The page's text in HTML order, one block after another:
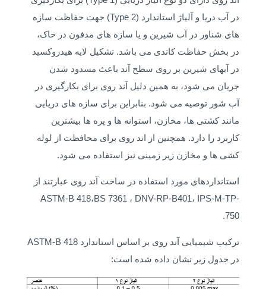
در آب دریا و آلیاژ استاندارد (Type 2) جهت حفاظت سازه
های شناور در آب شیرین و یا سازه های مدفون در خاک،
در بخش حفاظت کاتدی می باشد. تشکیل لایه هیدروکسید
در آبهای شیرین بر روی سطح آند باعث مسدود شدن
جریان می شود، به همین دلیل آند روی برای بکارگیری در
آب شور توصیه می شود. بنابراین برای سازه های دریایی
مانند کشتی ها، مخازن، استوانه ها و پره ها بیشترین
کاربرد را دارد. همچنین از اند روی برای محافظت از لوله
کشی ها و مخازن زیر زمینی نیز استفاده می شود.
استانداردهای مورد استفاده در ساخت آند روی عبارتند از
ASTM-B 418،BS 7361 ، DNV-RP-B401، IPS-M-TP-
750.
ترکیب شیمیایی آند روی بر اساس استاندارد ASTM-B 418
در جدول زیر نشان داده شده است: